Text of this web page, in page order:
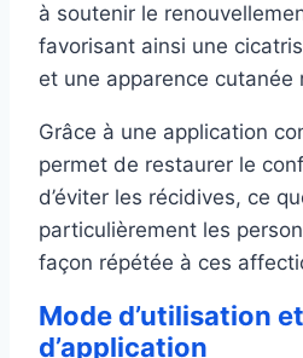
à soutenir le
favorisant ainsi une
et une apparence cutanée
Grâce à une application
permet de restaurer le
d’éviter les récidives, ce
particulièrement les
façon répétée à ces
Mode d’utilisation
d’application